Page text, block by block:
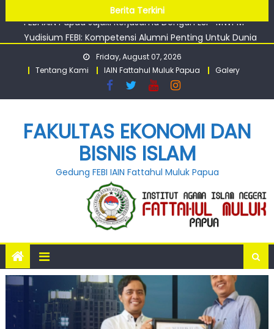
to
content
Berita Terkini
Papua Perkuat Silaturahmi antar Civitas
FEBI IAIN Papua Jajaki Kerjasama Dengan LSP-MWPM
Yudisium FEBI: Kompetensi Alumni Penting Untuk Dunia
Friday, August 07, 2026
Tentang Kami
IAIN Fattahul Muluk Papua Galery
FAKULTAS EKONOMI DAN
BISNIS ISLAM
Gedung FEBI IAIN Fattahul Muluk Papua